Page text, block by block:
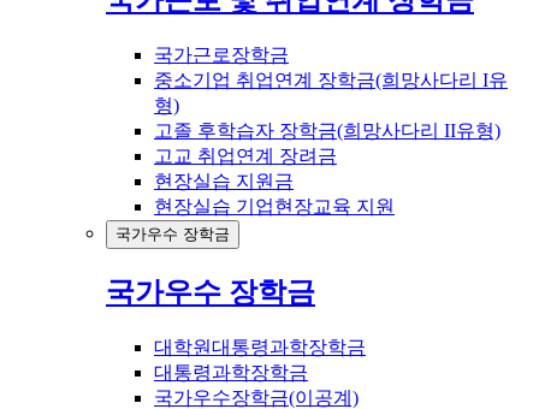
국가근로장학금
중소기업 취업연계 장학금(희망사다리 I유
형)
고졸 후학습자 장학금(희망사다리 II유형)
고교 취업연계 장려금
현장실습 지원금
현장실습 기업현장교육 지원
국가우수 장학금
국가우수 장학금
대학원대통령과학장학금
대통령과학장학금
국가우수장학금(이공계)